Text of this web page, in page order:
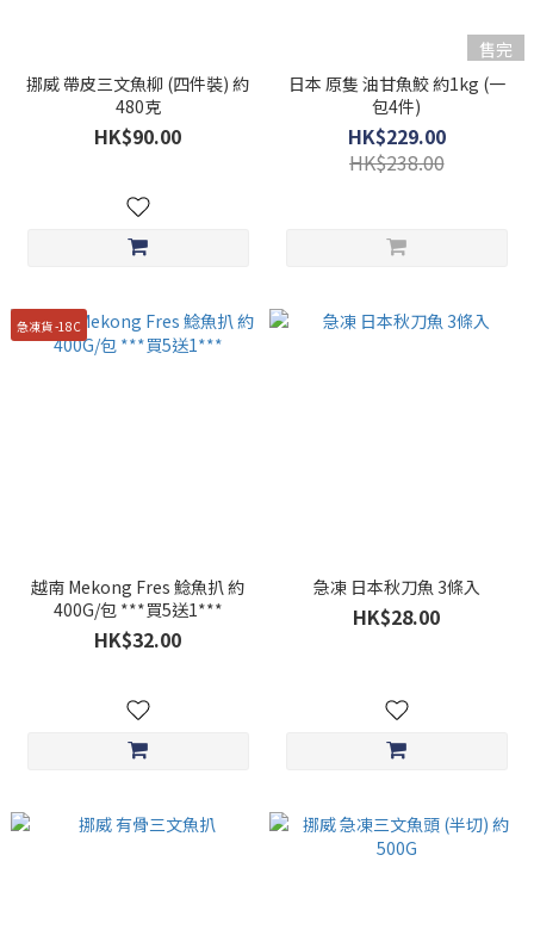
挪威 帶皮三文魚柳 (四件裝) 約
480克
HK$90.00
售完
日本 原隻 油甘魚鮫 約1kg (一
包4件)
HK$229.00
HK$238.00
急凍貨 -18C
越南 Mekong Fres 鯰魚扒 約
400G/包 ***買5送1***
HK$32.00
急凍 日本秋刀魚 3條入
HK$28.00